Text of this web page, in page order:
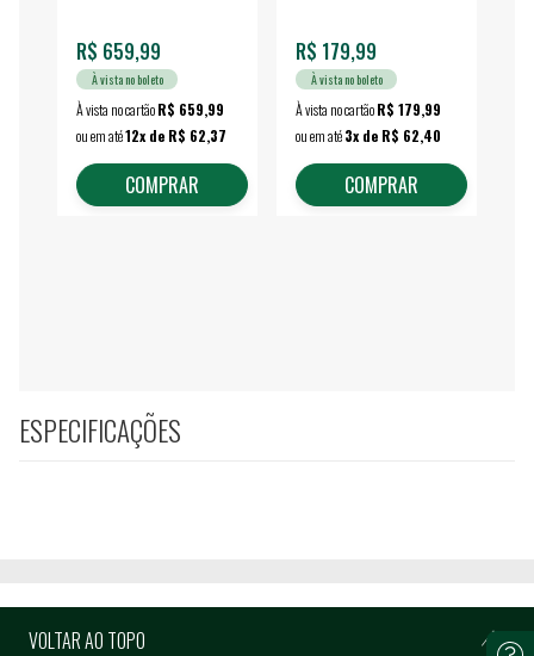
R$ 659,99
À vista no boleto
À vista no cartãoR$ 659,99
ou em até12x de R$ 62,37
COMPRAR
R$ 179,99
À vista no boleto
À vista no cartãoR$ 179,99
ou em até3x de R$ 62,40
COMPRAR
ESPECIFICAÇÕES
VOLTAR AO TOPO